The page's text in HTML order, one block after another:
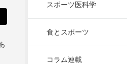
スポーツ医科学
食とスポーツ
コラム連載